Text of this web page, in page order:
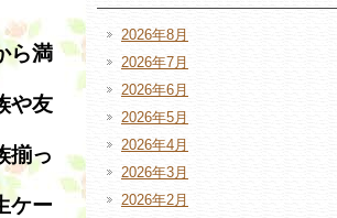
ら満
や友
揃っ
ケー
2026年8月
2026年7月
2026年6月
2026年5月
2026年4月
2026年3月
2026年2月